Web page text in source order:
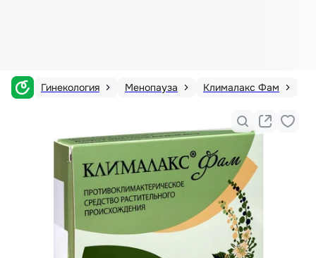
Гинекология Менопауза Клималакс Фам